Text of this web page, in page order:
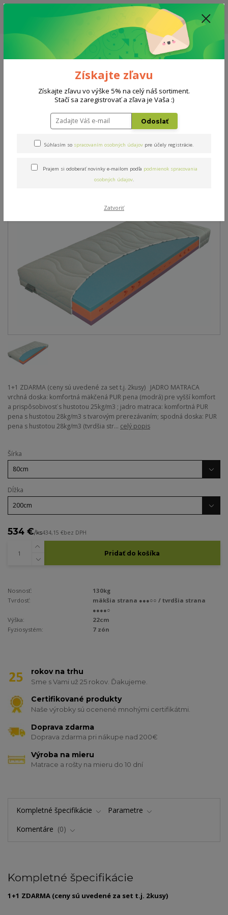
ZĽAVA: VŠETKY VYSTAVENÉ POSTELE ZA 400€ - CENA MATRACU A ROŠTU
PODĽA VÝBERU / DODACIA LEHOTA JE AKTUÁLNE 10-15 PRACOVNÝCH
Menu
0908 777 700 Po-So: 10-18 hod.
0
Ergoflex 22 AKCIA 1+1 80x200cm
Ergoflex 22 AKCIA 1+1
80x200cm
1+1 ZDARMA (ceny sú uvedené za set t.j. 2kusy) JADRO MATRACA
vrchná doska: komfortná mäkčená PUR pena (modrá) pre vyšší komfort
a prispôsobivosť s hustotou 25kg/m3 ; jadro matraca: komfortná PUR
pena s hustotou 28kg/m3 s tvarovým prerezávaním; spodná doska: PUR
pena s hustotou 28kg/m3 (tvrdšia str... celý popis
Šírka
Dĺžka
534 €/ks434,15 €bez DPH
Pridať do košíka
Nosnosť:
130kg
Tvrdosť:
mäkšia strana ●●●○○ / tvrdšia strana
●●●●○
Výška:
22cm
Fyziosystém:
7 zón
rokov na trhu
Sme s Vami už 25 rokov. Ďakujeme.
Certifikované produkty
Naše výrobky sú ocenené mnohými certifikátmi.
Doprava zdarma
Doprava zdarma pri nákupe nad 200€
Výroba na mieru
Matrace a rošty na mieru do 10 dní
Kompletné špecifikácie
Parametre
Komentáre
0
Kompletné špecifikácie
1+1 ZDARMA (ceny sú uvedené za set t.j. 2kusy)
Získajte zľavu
Získajte zľavu vo výške 5% na celý náš sortiment.
Stačí sa zaregistrovať a zľava je Vaša :)
Odoslať
Súhlasím so spracovaním osobných údajov pre účely registrácie.
Prajem si odoberať novinky e-mailom podľa podmienok spracovania
osobných údajov.
Zatvoriť